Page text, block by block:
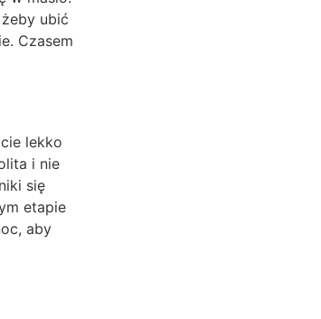
ubić
Czasem
lekko
i nie
się
etapie
aby